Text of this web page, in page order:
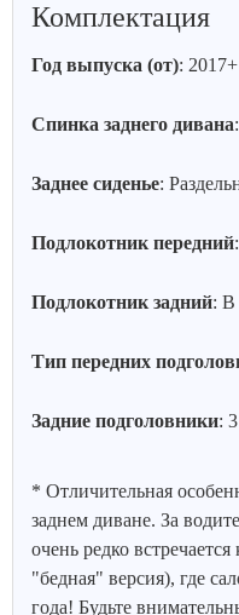
Комплектация
Год выпуска (от): 2017+
Спинка заднего дивана
Заднее сиденье:
Подлокотник передний
Подлокотник задний: В
Тип передних
Задние подголовники:
* Отличительная
заднем диване. За
очень редко
"бедная" версия), где
года! Будьте